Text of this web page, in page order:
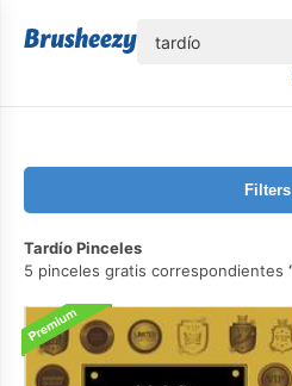
Filters
Tardío Pinceles
5 pinceles gratis correspondientes